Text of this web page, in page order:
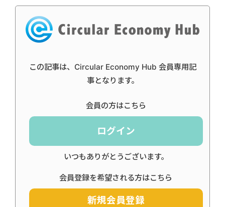
この記事は、Circular Economy Hub 会員専用記
事となります。
会員の方はこちら
ログイン
いつもありがとうございます。
会員登録を希望される方はこちら
新規会員登録